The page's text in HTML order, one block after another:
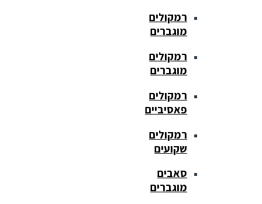
רמקולים
מוגברים
רמקולים
מוגברים
רמקולים
פאסיביים
רמקולים
שקועים
סאבים
מוגברים